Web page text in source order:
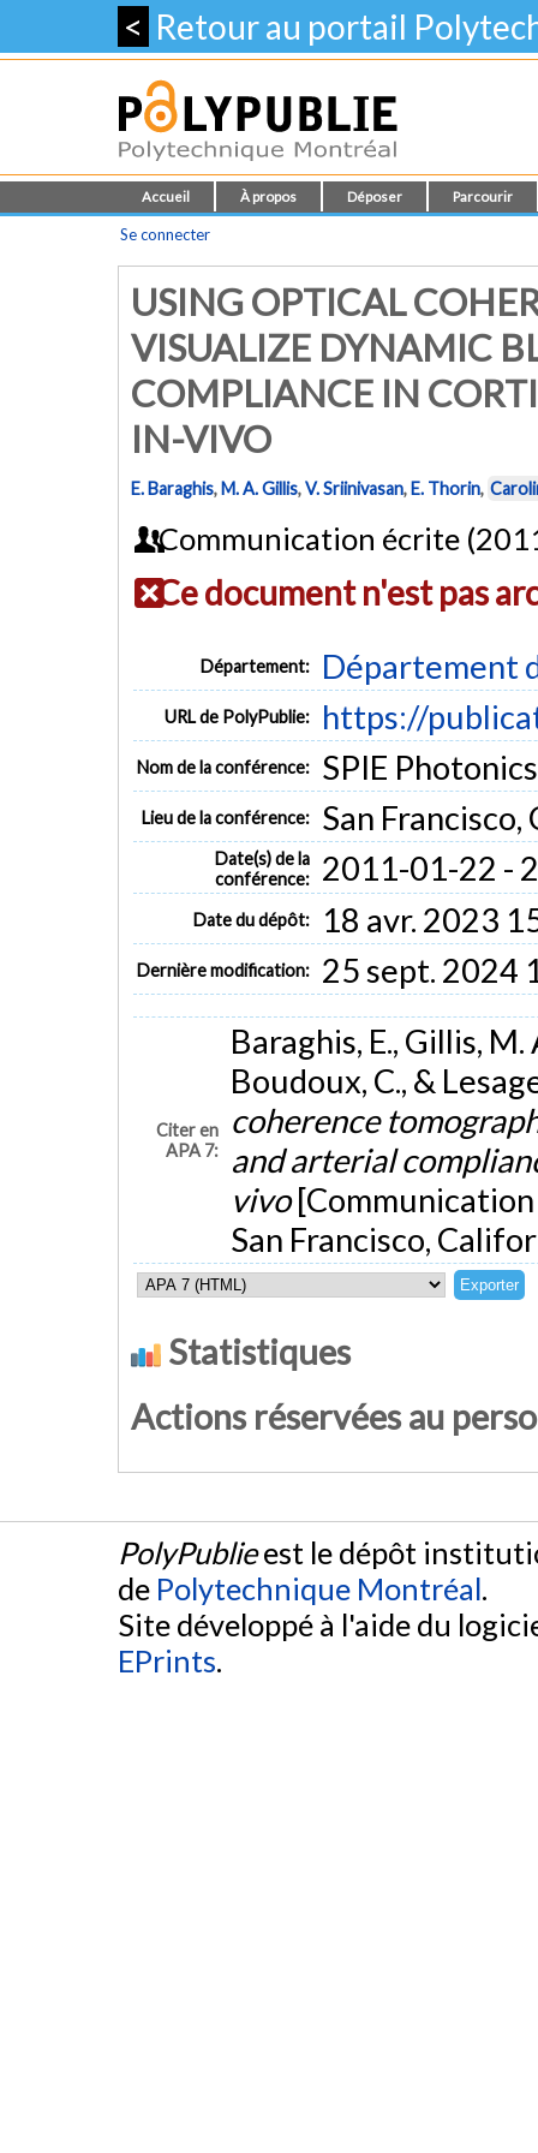
< Retour au portail
Accueil À propos Déposer Parcourir
Se connecter
USING OPTICAL
VISUALIZE DYNAMIC
COMPLIANCE IN
IN-VIVO
E. Baraghis,M. A. Gillis,V. Sriinivasan,E. Thorin,
Communication écrite
Ce document n'est pas
Département: Département
URL de PolyPublie: https://
Nom de la conférence: SPIE
Lieu de la conférence: San
Date(s) de la
conférence:
2011-01-22 -
Date du dépôt: 18 avr. 2023
Dernière modification: 25 sept. 2024
Citer en
APA 7:
Baraghis, E., Gillis, M.
Boudoux, C., &
coherence
and arterial
vivo
San Francisco,
Statistiques
Actions réservées au
PolyPublieest le dépôt
de Polytechnique Montréal.
Site développé à l'aide du
EPrints.